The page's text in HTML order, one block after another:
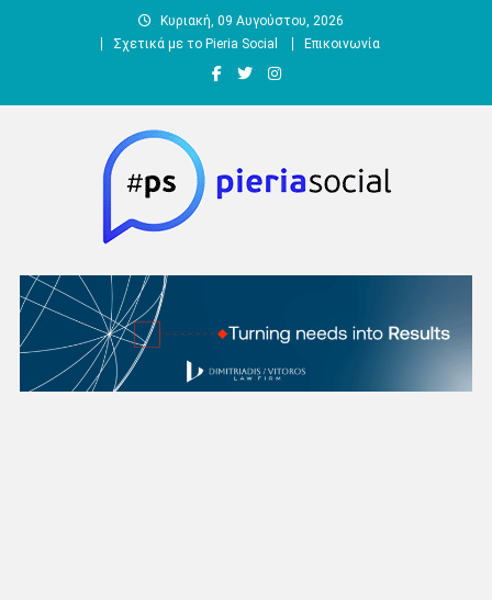
Κυριακή, 09 Αυγούστου, 2026
Σχετικά με το Pieria Social
Επικοινωνία
Pieria Social